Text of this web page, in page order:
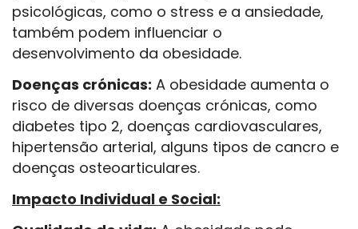
psicológicas, como o stress e a ansiedade,
também podem influenciar o
desenvolvimento da obesidade.
Doenças crónicas: A obesidade aumenta o
risco de diversas doenças crónicas, como
diabetes tipo 2, doenças cardiovasculares,
hipertensão arterial, alguns tipos de cancro e
doenças osteoarticulares.
Impacto Individual e Social: